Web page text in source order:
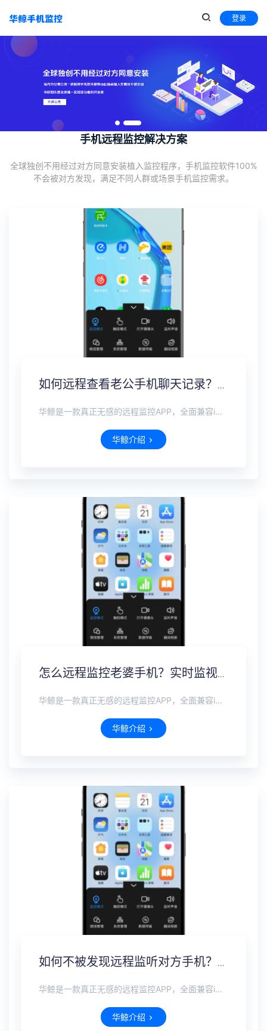
登录
手机远程监控解决方案
全球独创不用经过对方同意安装植入监控程序，手机监控软件100%
不会被对方发现，满足不同人群或场景手机监控需求。
如何远程查看老公手机聊天记录？实时监控微信不被对方发现
华鲸是一款真正无感的远程监控APP，全面兼容iOS、安卓、鸿蒙全系手机。无需接触对方设备，也无需对方同意，即可远程完成隐形安装。在不被察觉的前提下，可实时查看微信、抖音、WhatsApp等国内外主流社交软件的聊天记录，即使对方已删除，也能完整恢复。支持实时定位追踪，远程打开摄像头麦克风查看周围环境。
华鲸介绍
怎么远程监控老婆手机？实时监视不被对方发现的软件
华鲸是一款真正无感的远程监控APP，全面兼容iOS、安卓、鸿蒙全系手机。无需接触对方设备，也无需对方同意，即可远程完成隐形安装。在不被察觉的前提下，可实时查看微信、抖音、WhatsApp等国内外主流社交软件的聊天记录，即使对方已删除，也能完整恢复。支持实时定位追踪，远程打开摄像头麦克风查看周围环境。
华鲸介绍
如何不被发现远程监听对方手机？实时监视另一部手机
华鲸是一款真正无感的远程监控APP，全面兼容iOS、安卓、鸿蒙全系手机。无需接触对方设备，也无需对方同意，即可远程完成隐形安装。在不被察觉的前提下，可实时查看微信、抖音、WhatsApp等国内外主流社交软件的聊天记录，即使对方已删除，也能完整恢复。支持实时定位追踪，远程打开摄像头麦克风查看周围环境。
华鲸介绍